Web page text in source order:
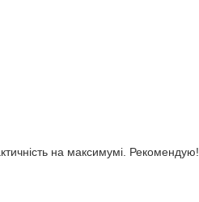
на максимумі. Рекомендую!